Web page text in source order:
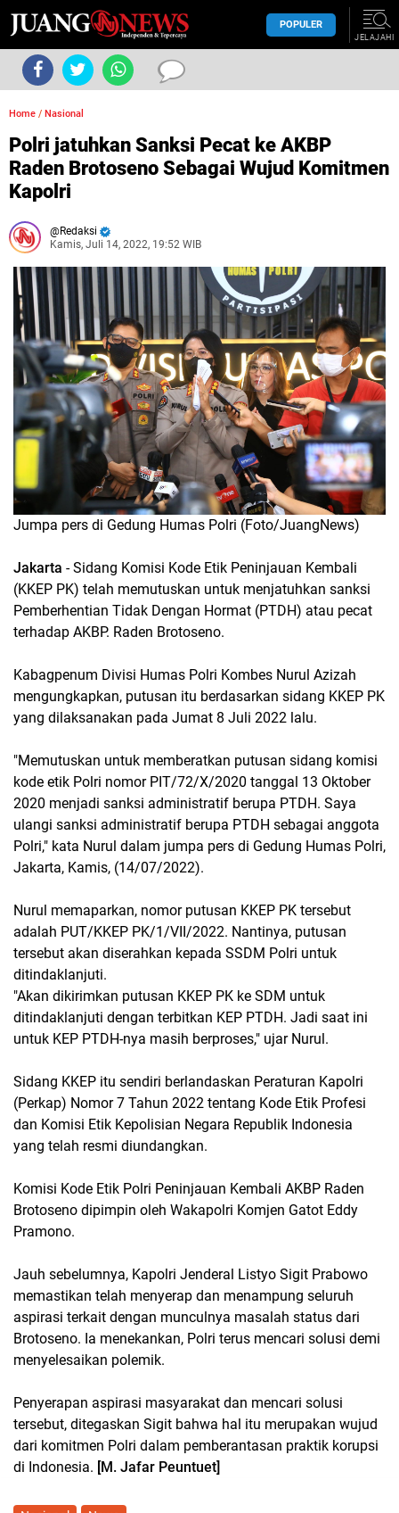
POPULER
JELAJAHI
Home / Nasional
Polri jatuhkan Sanksi Pecat ke AKBP
Raden Brotoseno Sebagai Wujud Komitmen
Kapolri
Redaksi
Kamis, Juli 14, 2022, 19:52 WIB
Jumpa pers di Gedung Humas Polri (Foto/JuangNews)
Jakarta - Sidang Komisi Kode Etik Peninjauan Kembali
(KKEP PK) telah memutuskan untuk menjatuhkan sanksi
Pemberhentian Tidak Dengan Hormat (PTDH) atau pecat
terhadap AKBP. Raden Brotoseno.
Kabagpenum Divisi Humas Polri Kombes Nurul Azizah
mengungkapkan, putusan itu berdasarkan sidang KKEP PK
yang dilaksanakan pada Jumat 8 Juli 2022 lalu.
"Memutuskan untuk memberatkan putusan sidang komisi
kode etik Polri nomor PIT/72/X/2020 tanggal 13 Oktober
2020 menjadi sanksi administratif berupa PTDH. Saya
ulangi sanksi administratif berupa PTDH sebagai anggota
Polri," kata Nurul dalam jumpa pers di Gedung Humas Polri,
Jakarta, Kamis, (14/07/2022).
Nurul memaparkan, nomor putusan KKEP PK tersebut
adalah PUT/KKEP PK/1/VII/2022. Nantinya, putusan
tersebut akan diserahkan kepada SSDM Polri untuk
ditindaklanjuti.
"Akan dikirimkan putusan KKEP PK ke SDM untuk
ditindaklanjuti dengan terbitkan KEP PTDH. Jadi saat ini
untuk KEP PTDH-nya masih berproses," ujar Nurul.
Sidang KKEP itu sendiri berlandaskan Peraturan Kapolri
(Perkap) Nomor 7 Tahun 2022 tentang Kode Etik Profesi
dan Komisi Etik Kepolisian Negara Republik Indonesia
yang telah resmi diundangkan.
Komisi Kode Etik Polri Peninjauan Kembali AKBP Raden
Brotoseno dipimpin oleh Wakapolri Komjen Gatot Eddy
Pramono.
Jauh sebelumnya, Kapolri Jenderal Listyo Sigit Prabowo
memastikan telah menyerap dan menampung seluruh
aspirasi terkait dengan munculnya masalah status dari
Brotoseno. Ia menekankan, Polri terus mencari solusi demi
menyelesaikan polemik.
Penyerapan aspirasi masyarakat dan mencari solusi
tersebut, ditegaskan Sigit bahwa hal itu merupakan wujud
dari komitmen Polri dalam pemberantasan praktik korupsi
di Indonesia. [M. Jafar Peuntuet]